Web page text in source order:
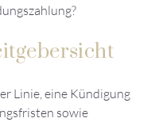
Linie, eine Kündigung
sowie